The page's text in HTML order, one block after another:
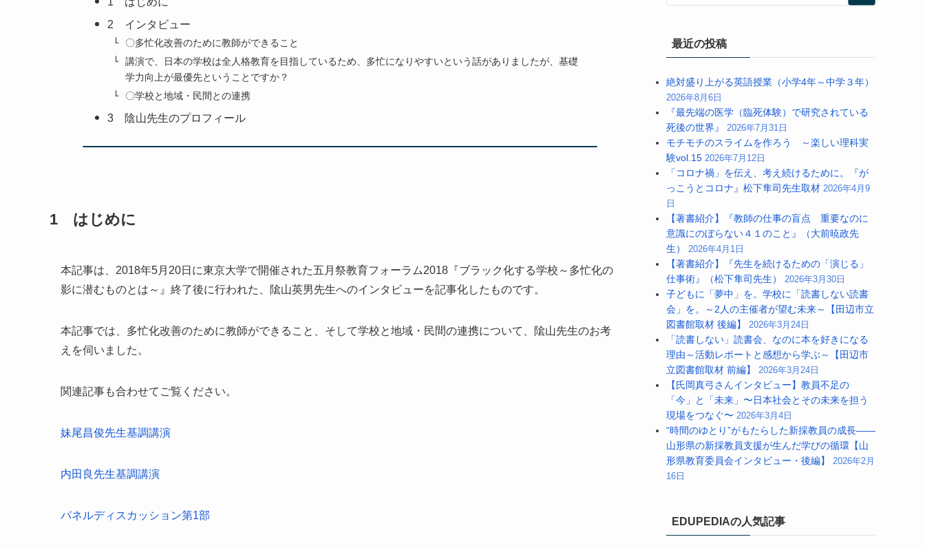
2 インタビュー
〇多忙化改善のために教師ができること
講演で、日本の学校は全人格教育を目指しているため、多忙になりやすいという話がありましたが、基礎
学力向上が最優先ということですか？
〇学校と地域・民間との連携
3 陰山先生のプロフィール
1 はじめに
本記事は、2018年5月20日に東京大学で開催された五月祭教育フォーラム2018『ブラック化する学校～多忙化の
影に潜むものとは～』終了後に行われた、隂山英男先生へのインタビューを記事化したものです。
本記事では、多忙化改善のために教師ができること、そして学校と地域・民間の連携について、隂山先生のお考
えを伺いました。
関連記事も合わせてご覧ください。
妹尾昌俊先生基調講演
内田良先生基調講演
パネルディスカッション第1部
最近の投稿
絶対盛り上がる英語授業（小学4年～中学３年）
2026年8月6日
『最先端の医学（臨死体験）で研究されている
死後の世界』 2026年7月31日
モチモチのスライムを作ろう ～楽しい理科実
験vol.15 2026年7月12日
「コロナ禍」を伝え、考え続けるために。『が
っこうとコロナ』松下隼司先生取材 2026年4月9
日
【著書紹介】『教師の仕事の盲点 重要なのに
意識にのぼらない４１のこと』（大前暁政先
生） 2026年4月1日
【著書紹介】『先生を続けるための「演じる」
仕事術』（松下隼司先生） 2026年3月30日
子どもに「夢中」を。学校に「読書しない読書
会」を。～2人の主催者が望む未来～【田辺市立
図書館取材 後編】 2026年3月24日
「読書しない」読書会、なのに本を好きになる
理由～活動レポートと感想から学ぶ～【田辺市
立図書館取材 前編】 2026年3月24日
【氏岡真弓さんインタビュー】教員不足の
「今」と「未来」〜日本社会とその未来を担う
現場をつなぐ〜 2026年3月4日
“時間のゆとり”がもたらした新採教員の成長――
山形県の新採教員支援が生んだ学びの循環【山
形県教育委員会インタビュー・後編】 2026年2月
16日
EDUPEDIAの人気記事